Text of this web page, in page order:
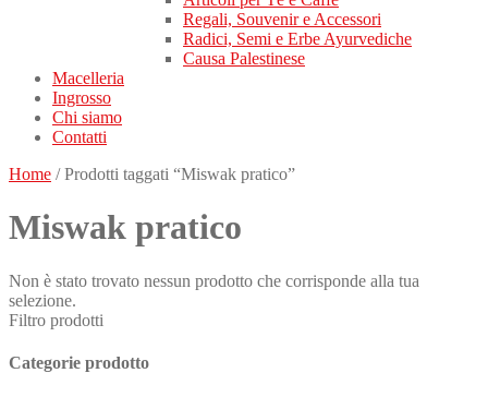
Regali, Souvenir e Accessori
Radici, Semi e Erbe Ayurvediche
Causa Palestinese
Macelleria
Ingrosso
Chi siamo
Contatti
Home / Prodotti taggati “Miswak pratico”
Miswak pratico
Non è stato trovato nessun prodotto che corrisponde alla tua
selezione.
Filtro prodotti
Categorie prodotto